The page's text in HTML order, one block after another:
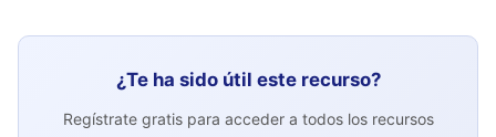
¿Te ha sido útil este recurso?
Regístrate gratis para acceder a todos los recursos